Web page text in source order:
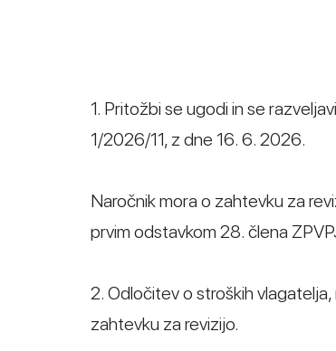
1. Pritožbi se ugodi in se
1/2026/11, z dne 16. 6. 2026.
Naročnik mora o zahtevku za
prvim odstavkom 28. člena
2. Odločitev o stroških
zahtevku za revizijo.